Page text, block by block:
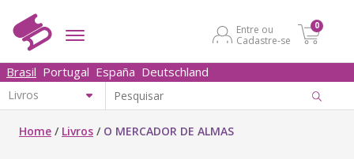
Entre ou
Cadastre-se
0
Brasil Portugal España Deutschland
Home / Livros / O MERCADOR DE ALMAS